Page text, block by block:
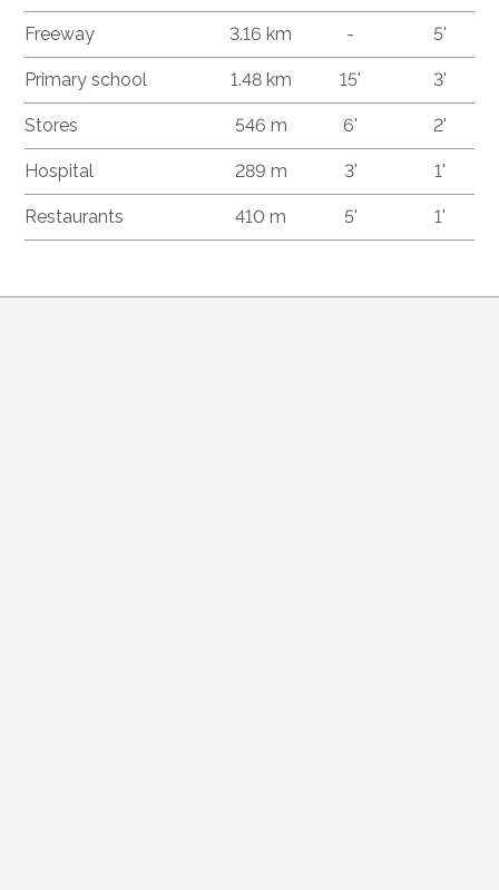
Freeway 3.16 km - 5'
Primary school 1.48 km 15' 3'
Stores 546 m 6' 2'
Hospital 289 m 3' 1'
Restaurants 410 m 5' 1'